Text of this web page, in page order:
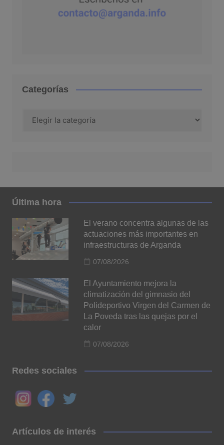
Categorías
Última hora
El verano concentra algunas de las
actuaciones más importantes en
infraestructuras de Arganda
07/08/2026
El Ayuntamiento mejora la
climatización del gimnasio del
Polideportivo Virgen del Carmen de
La Poveda tras las quejas por el
calor
07/08/2026
Redes sociales
Artículos de interés